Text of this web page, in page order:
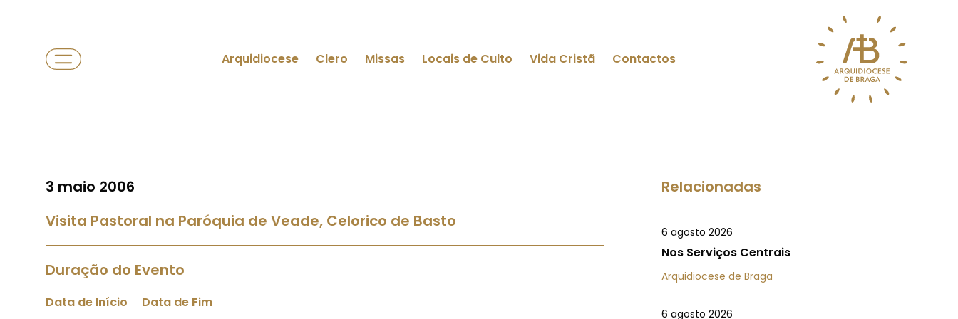
Arquidiocese Clero Missas Locais de Culto Vida Cristã Contactos
3 maio 2006
Visita Pastoral na Paróquia de Veade, Celorico de Basto
Duração do Evento
Data de Início Data de Fim
Relacionadas
6 agosto 2026
Nos Serviços Centrais
Arquidiocese de Braga
6 agosto 2026